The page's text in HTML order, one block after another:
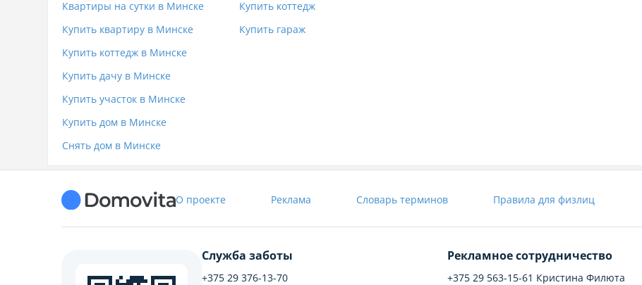
Квартиры на сутки в Минске
Купить квартиру в Минске
Купить коттедж в Минске
Купить дачу в Минске
Купить участок в Минске
Купить дом в Минске
Снять дом в Минске
Купить коттедж
Купить гараж
О проекте Реклама Словарь терминов Правила для физлиц
Служба заботы
+375 29 376-13-70
Рекламное сотрудничество
+375 29 563-15-61 Кристина Филюта